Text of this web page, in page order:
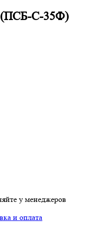
С-35Ф)
у менеджеров
и оплата